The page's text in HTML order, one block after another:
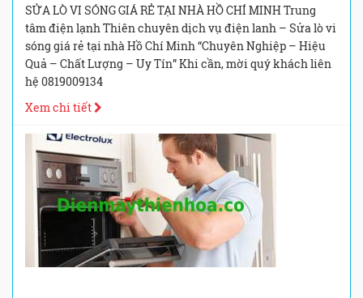
SỬA LÒ VI SÓNG GIÁ RẺ TẠI NHÀ HỒ CHÍ MINH Trung
tâm điện lạnh Thiên chuyên dịch vụ điện lanh – Sửa lò vi
sóng giá rẻ tại nhà Hồ Chí Minh “Chuyên Nghiệp – Hiệu
Quả – Chất Lượng – Uy Tín” Khi cần, mời quý khách liên
hệ 0819009134
Xem chi tiết